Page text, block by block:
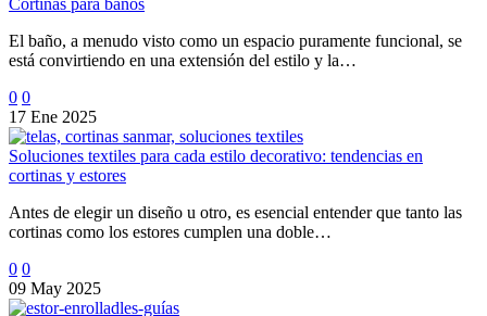
El baño, a menudo visto como un espacio puramente funcional, se
está convirtiendo en una extensión del estilo y la…
0 0
17 Ene 2025
Soluciones textiles para cada estilo decorativo: tendencias en
cortinas y estores
Antes de elegir un diseño u otro, es esencial entender que tanto las
cortinas como los estores cumplen una doble…
0 0
09 May 2025